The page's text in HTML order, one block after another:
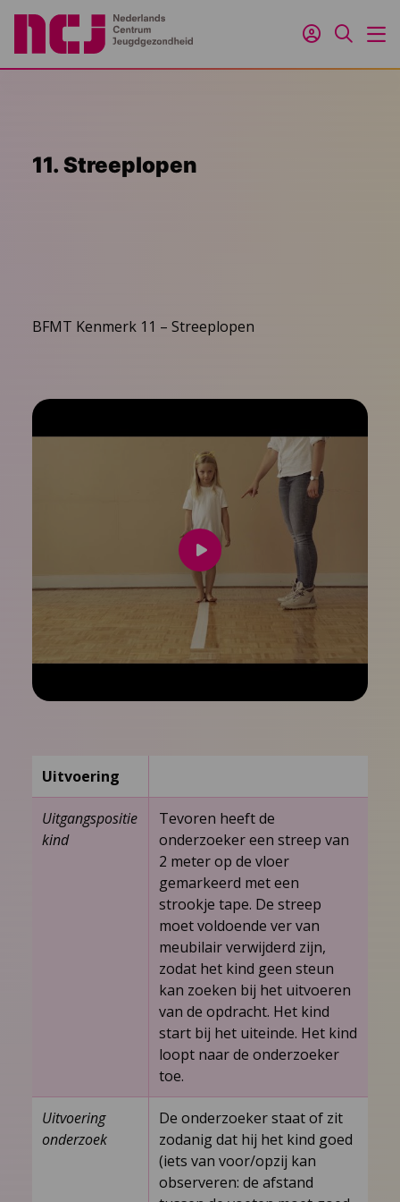
Inloggen
Zoeken
11. Streeplopen
BFMT Kenmerk 11 – Streeplopen
Speel
video
af
Uitvoering
Uitgangspositie
kind
Tevoren heeft de
onderzoeker een streep van
2 meter op de vloer
gemarkeerd met een
strookje tape. De streep
moet voldoende ver van
meubilair verwijderd zijn,
zodat het kind geen steun
kan zoeken bij het uitvoeren
van de opdracht. Het kind
start bij het uiteinde. Het kind
loopt naar de onderzoeker
toe.
Uitvoering
onderzoek
De onderzoeker staat of zit
zodanig dat hij het kind goed
(iets van voor/opzij kan
observeren: de afstand